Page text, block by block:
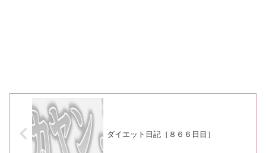
ダイエット日記［８６６日目］